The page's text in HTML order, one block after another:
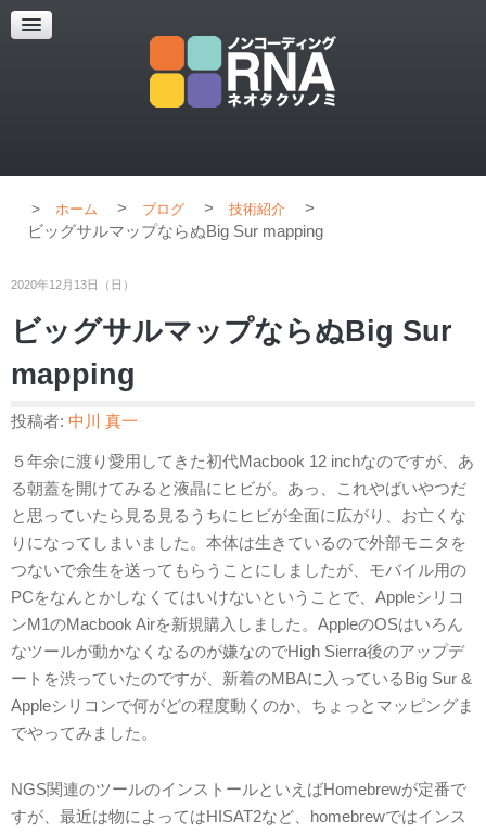
超解像顕微鏡
超解像顕微鏡の紹介
ホーム > ブログ > 技術紹介
>
ビッグサルマップならぬBig Sur mapping
2020年12月13日（日）
ビッグサルマップならぬBig Sur
mapping
投稿者: 中川 真一
５年余に渡り愛用してきた初代Macbook 12 inchなのですが、あ
る朝蓋を開けてみると液晶にヒビが。あっ、これやばいやつだ
と思っていたら見る見るうちにヒビが全面に広がり、お亡くな
りになってしまいました。本体は生きているので外部モニタを
つないで余生を送ってもらうことにしましたが、モバイル用の
PCをなんとかしなくてはいけないということで、Appleシリコ
ンM1のMacbook Airを新規購入しました。AppleのOSはいろん
なツールが動かなくなるのが嫌なのでHigh Sierra後のアップデ
ートを渋っていたのですが、新着のMBAに入っているBig Sur &
Appleシリコンで何がどの程度動くのか、ちょっとマッピングま
でやってみました。
NGS関連のツールのインストールといえばHomebrewが定番で
すが、最近は物によってはHISAT2など、homebrewではインス